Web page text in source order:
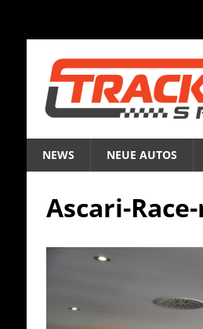
NEWS NEUE AUTOS
Ascari-